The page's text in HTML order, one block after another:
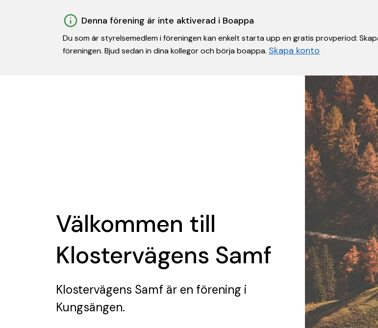
Denna förening är inte aktiverad i Boappa
Du som är styrelsemedlem i föreningen kan enkelt starta upp en gratis provperiod:
föreningen. Bjud sedan in dina kollegor och börja boappa. Skapa konto
Välkommen till
Klostervägens Samf
Klostervägens Samf är en förening i
Kungsängen.